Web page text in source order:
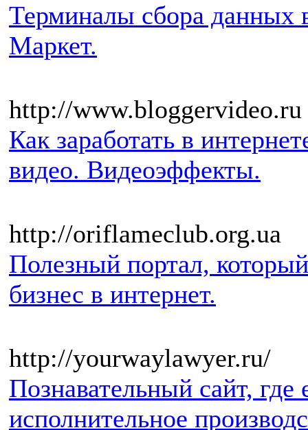
Терминалы сбора данных
Маркет.
http://www.bloggervideo.ru
Как заработать в
видео. Видеоэффекты.
http://oriflameclub.org.ua
Полезный портал,
бизнес в интернет.
http://yourwaylawyer.ru/
Познавательный сайт,
исполнительное